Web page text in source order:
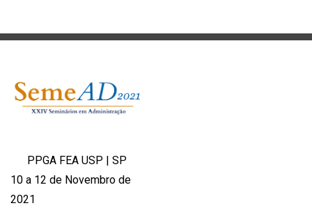
PPGA FEA USP | SP
10 a 12 de Novembro de
2021